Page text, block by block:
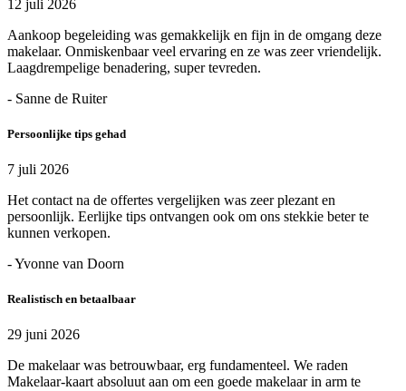
12 juli 2026
Aankoop begeleiding was gemakkelijk en fijn in de omgang deze
makelaar. Onmiskenbaar veel ervaring en ze was zeer vriendelijk.
Laagdrempelige benadering, super tevreden.
- Sanne de Ruiter
Persoonlijke tips gehad
7 juli 2026
Het contact na de offertes vergelijken was zeer plezant en
persoonlijk. Eerlijke tips ontvangen ook om ons stekkie beter te
kunnen verkopen.
- Yvonne van Doorn
Realistisch en betaalbaar
29 juni 2026
De makelaar was betrouwbaar, erg fundamenteel. We raden
Makelaar-kaart absoluut aan om een goede makelaar in arm te